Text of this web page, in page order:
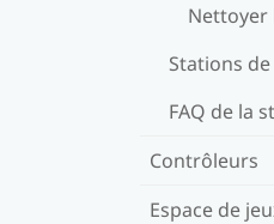
Nettoyer
Stations
FAQ de la
Contrôleurs
Espace de